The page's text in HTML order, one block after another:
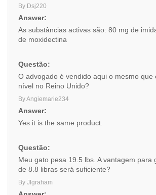
By Dsj220
Answer:
As substâncias activas são: 80 mg de
de moxidectina
Questão:
O advogado é vendido aqui o mesmo que
nível no Reino Unido?
By Angiemarie234
Answer:
Yes it is the same product.
Questão:
Meu gato pesa 19.5 lbs. A vantagem para
de 8.8 libras será suficiente?
By Jlgraham